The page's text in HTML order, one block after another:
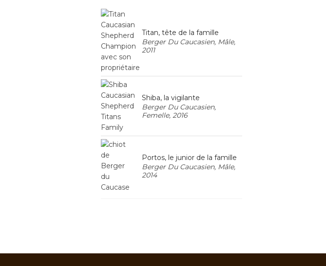
Titan, tête de la famille
Berger Du Caucasien, Mâle,
2011
Shiba, la vigilante
Berger Du Caucasien,
Femelle, 2016
Portos, le junior de la famille
Berger Du Caucasien, Mâle,
2014